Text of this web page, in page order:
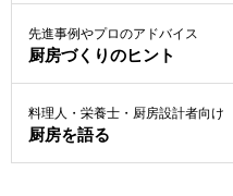
先進事例やプロのアドバイス
厨房づくりのヒント
料理人・栄養士・厨房設計者向け
厨房を語る